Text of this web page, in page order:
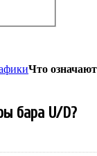
Что
бара U/D?